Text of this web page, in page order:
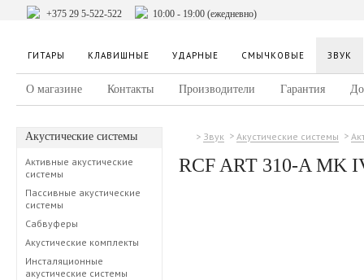
+375 29 5-522-522 10:00 - 19:00 (ежедневно)
ГИТАРЫ КЛАВИШНЫЕ УДАРНЫЕ СМЫЧКОВЫЕ ЗВУК
О магазине Контакты Производители Гарантия
Акустические системы
Активные акустические
системы
Пассивные акустические
системы
Сабвуферы
Акустические комплекты
Инсталяционные
акустические системы
Звук Акустические системы
RCF ART 310-A MK